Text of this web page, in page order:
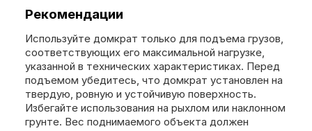
Рекомендации
Используйте домкрат только для подъема грузов,
соответствующих его максимальной нагрузке,
указанной в технических характеристиках. Перед
подъемом убедитесь, что домкрат установлен на
твердую, ровную и устойчивую поверхность.
Избегайте использования на рыхлом или наклонном
грунте. Вес поднимаемого объекта должен